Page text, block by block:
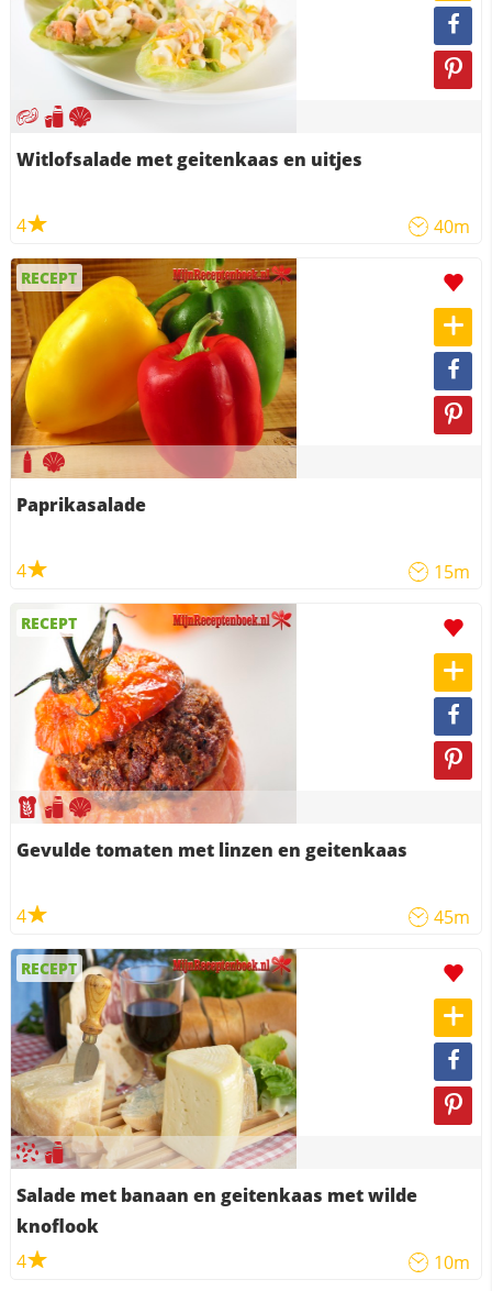
Witlofsalade met geitenkaas en uitjes
4 40m
RECEPT
Paprikasalade
4 15m
RECEPT
Gevulde tomaten met linzen en geitenkaas
4 45m
RECEPT
Salade met banaan en geitenkaas met wilde
knoflook
4
10m